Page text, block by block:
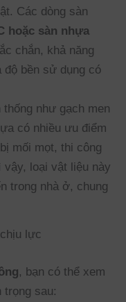
Các dòng sàn
hoặc sàn nhựa
chắn, khả năng
bền sử dụng có
như gạch men
có nhiều ưu điểm
mối mọt, thi công
loại vật liệu này
trong nhà ở, chung
lực
, bạn có thể xem
trọng sau: